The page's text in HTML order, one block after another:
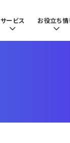
サービス お役立ち